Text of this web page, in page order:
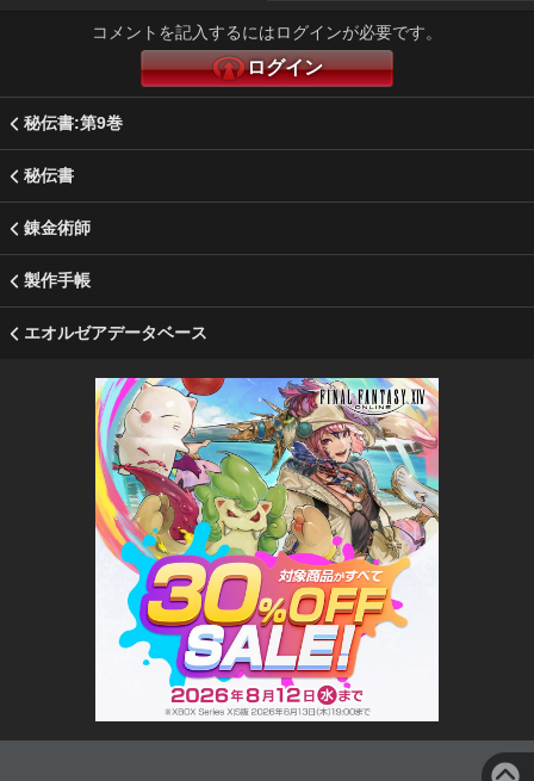
コメントを記入するにはログインが必要です。
ログイン
秘伝書:第9巻
秘伝書
錬金術師
製作手帳
エオルゼアデータベース